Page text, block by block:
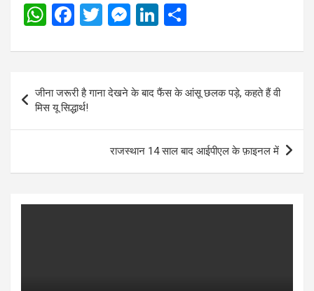
W
at
A
p
F
ce
b
o
o
T
tt
er
M
se
n
g
er
Li
ke
dI
n
ar
e
Post
navigation
जीना जरूरी है गाना देखने के बाद फैंस के आंसू छलक पड़े, कहते हैं वी
मिस यू सिद्धार्थ!
राजस्थान 14 साल बाद आईपीएल के फ़ाइनल में